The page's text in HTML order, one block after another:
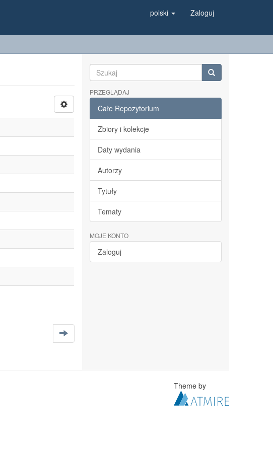
polski Zaloguj
PRZEGLĄDAJ
Całe Repozytorium
Zbiory i kolekcje
Daty wydania
Autorzy
Tytuły
Tematy
MOJE KONTO
Zaloguj
Theme by